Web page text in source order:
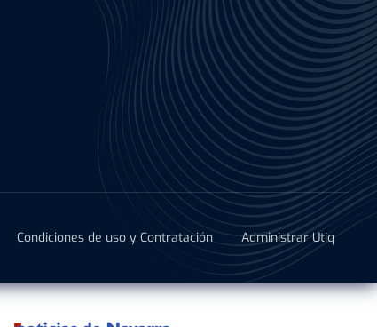
Condiciones de uso y Contratación Administrar Utiq